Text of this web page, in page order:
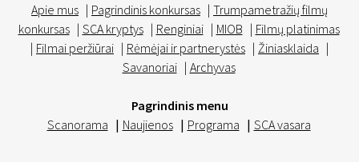
Apie mus | Pagrindinis konkursas | Trumpametražių filmų
konkursas | SCA kryptys | Renginiai | MIOB | Filmų platinimas
| Filmai peržiūrai | Rėmėjai ir partnerystės | Žiniasklaida |
Savanoriai | Archyvas
Pagrindinis menu
Scanorama | Naujienos | Programa | SCA vasara